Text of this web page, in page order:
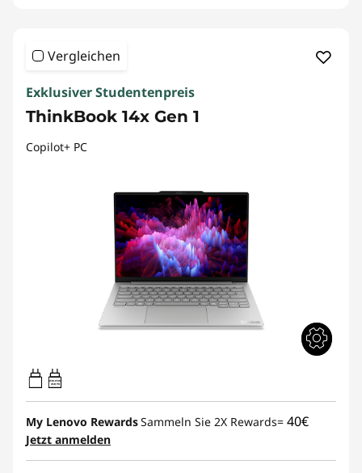
Vergleichen
Exklusiver Studentenpreis
ThinkBook 14x Gen 1
Copilot+ PC
45W-65W
USB PD
My Lenovo RewardsSammeln Sie 2X Rewards= 40€
Jetzt anmelden